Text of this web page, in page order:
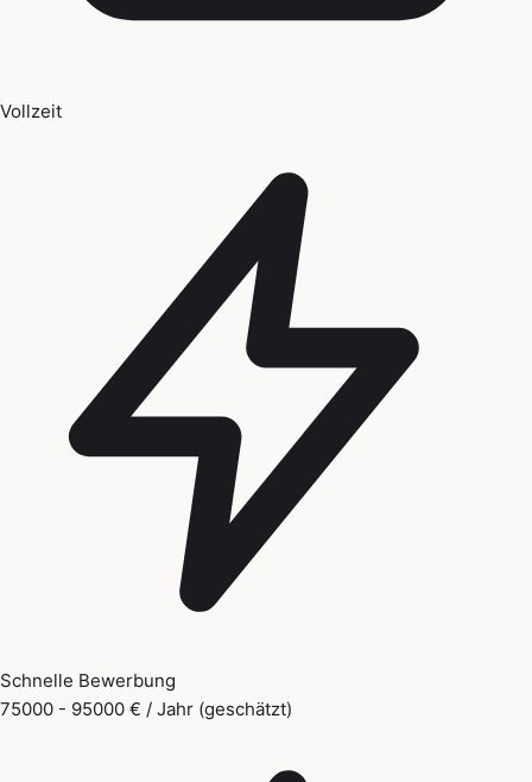
Vollzeit
Schnelle Bewerbung
75000 - 95000 € / Jahr (geschätzt)